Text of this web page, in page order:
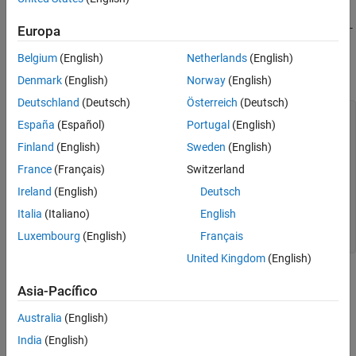
This function corresponds to the
function in the HDF-
EOS library C API.
Examples
gfid = gd.open(
);
gridID = gd.attach(gfid,
"PolarGrid");
[fldlist,fldrank,fldtype] = gd.inqFields(gridID);
gd.detach(gridID)
for j=1:numel(fldrank)
    fprintf(
"%s: Rank %d, datatype %s\n"
end
Europa
Belgium (English)
Denmark (English)
Deutschland (Deutsch)
España (Español)
Finland (English)
France (Français)
Ireland (English)
Italia (Italiano)
Luxembourg (English)
Netherlands(English)
Norway(English)
Österreich (Deutsch)
Portugal (English)
Sweden (English)
Switzerland
Deutsch
English
Français
United Kingdom(English)
Asia-Pacífico
Australia (English)
India (English)